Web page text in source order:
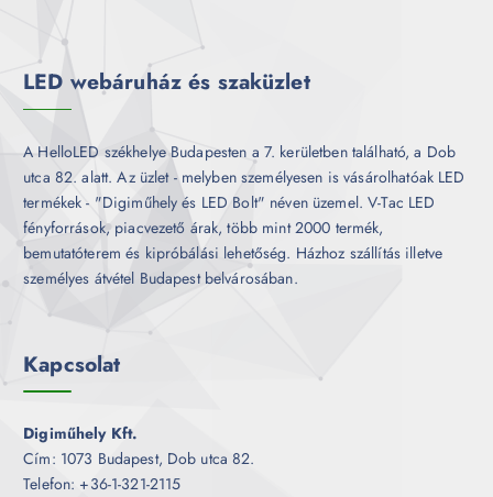
LED webáruház és szaküzlet
A HelloLED székhelye Budapesten a 7. kerületben található, a Dob
utca 82. alatt. Az üzlet - melyben személyesen is vásárolhatóak LED
termékek - "Digiműhely és LED Bolt" néven üzemel. V-Tac LED
fényforrások, piacvezető árak, több mint 2000 termék,
bemutatóterem és kipróbálási lehetőség. Házhoz szállítás illetve
személyes átvétel Budapest belvárosában.
Kapcsolat
Digiműhely Kft.
Cím: 1073 Budapest, Dob utca 82.
Telefon: +36-1-321-2115